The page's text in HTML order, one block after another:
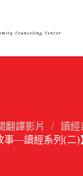
翻譯影片
讀經
事—讀經系列(二